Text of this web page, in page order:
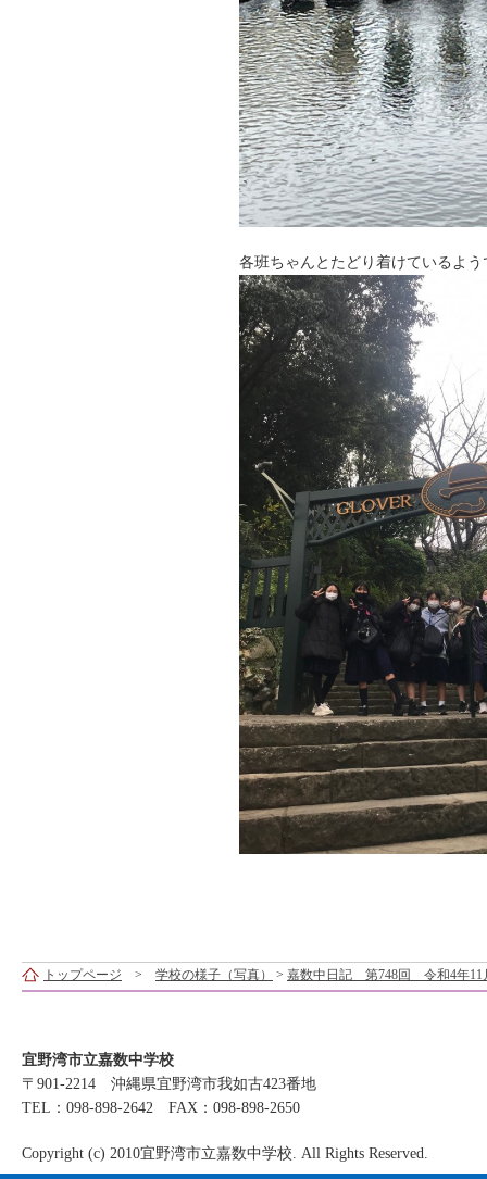
各班ちゃんとたどり着けているよう
トップページ > 学校の様子（写真） > 嘉数中日記 第748回 令和4年11
宜野湾市立嘉数中学校
〒901-2214 沖縄県宜野湾市我如古423番地
TEL：098-898-2642 FAX：098-898-2650
Copyright (c) 2010宜野湾市立嘉数中学校. All Rights Reserved.